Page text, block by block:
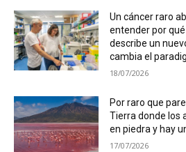
Un cáncer raro
entender por
describe un
cambia el
18/07/2026
Por raro que
Tierra donde los
en piedra y hay
17/07/2026